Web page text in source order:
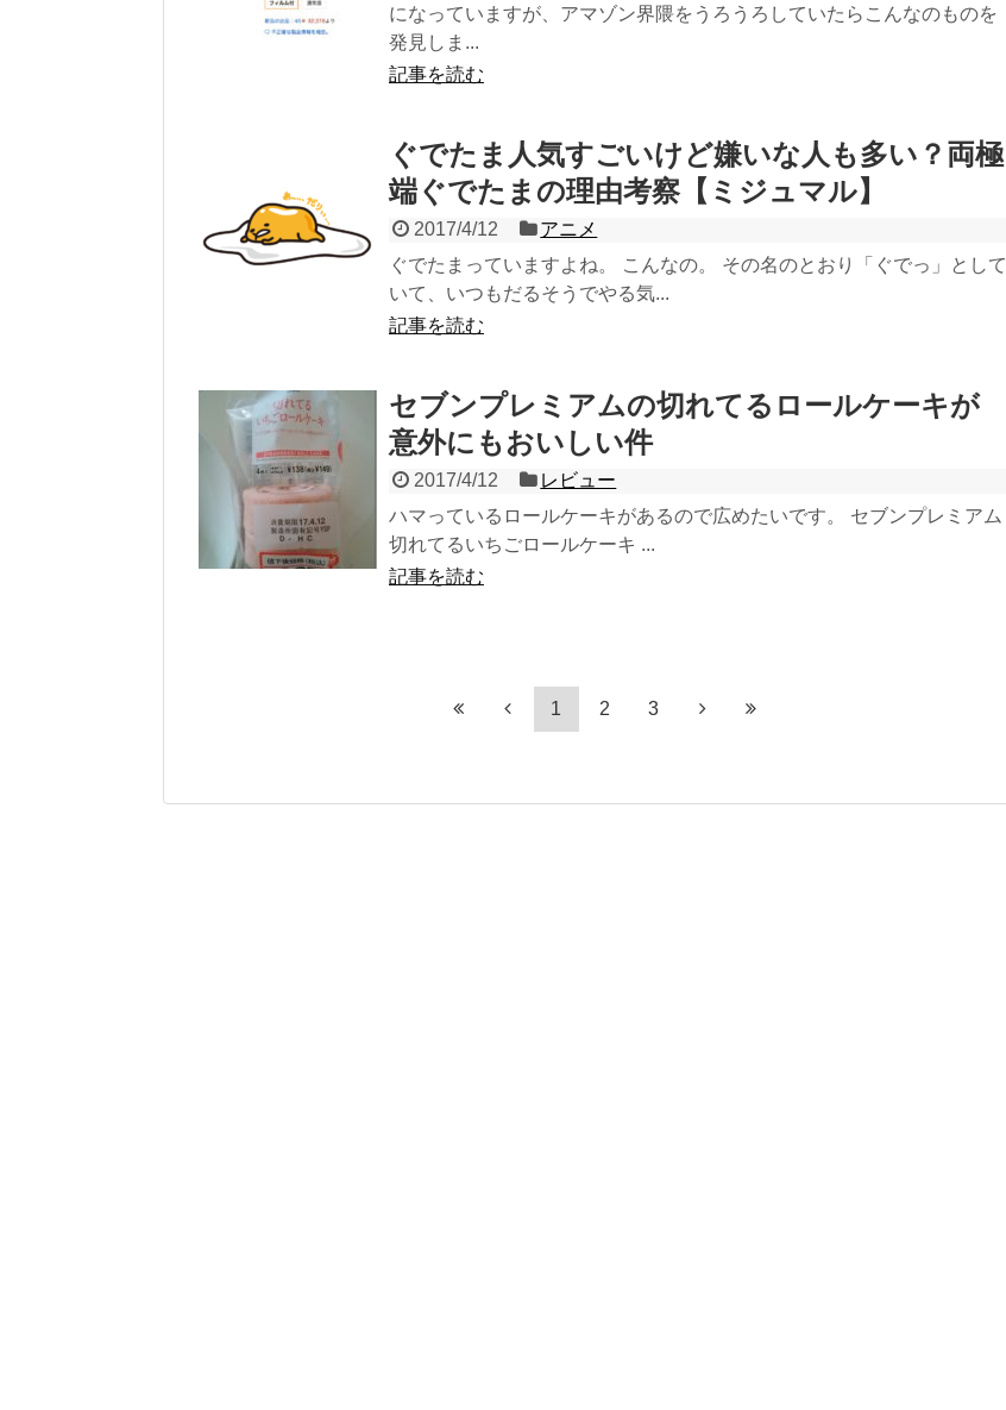
になっていますが、アマゾン界隈をうろうろしていたらこんなのものを
発見しま...
記事を読む
ぐでたま人気すごいけど嫌いな人も多い？両極
端ぐでたまの理由考察【ミジュマル】
2017/4/12
アニメ
ぐでたまっていますよね。 こんなの。 その名のとおり「ぐでっ」として
いて、いつもだるそうでやる気...
記事を読む
セブンプレミアムの切れてるロールケーキが
意外にもおいしい件
2017/4/12
レビュー
ハマっているロールケーキがあるので広めたいです。 セブンプレミアム
切れてるいちごロールケーキ ...
記事を読む
1 2 3